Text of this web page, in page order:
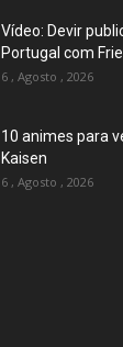
Vídeo: Devir
Portugal com
6 , Agosto , 2026
10 animes para
Kaisen
6 , Agosto , 2026